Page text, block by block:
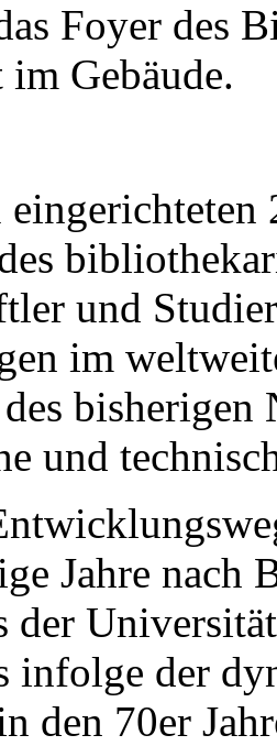
Foyer des
Gebäude.
und
im
bisherigen
und
Jahre nach
der
infolge der
den 70er